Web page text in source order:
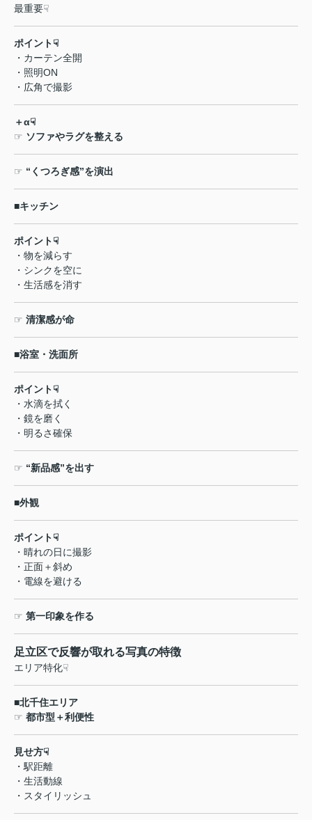
最重要☟
ポイント☟
・カーテン全開
・照明ON
・広角で撮影
＋α☟
☞ ソファやラグを整える
☞ “ くつろぎ感”を演出
■キッチン
ポイント☟
・物を減らす
・シンクを空に
・生活感を消す
☞ 清潔感が命
■浴室・洗面所
ポイント☟
・水滴を拭く
・鏡を磨く
・明るさ確保
☞ “新品感”を出す
■外観
ポイント☟
・晴れの日に撮影
・正面＋斜め
・電線を避ける
☞ 第一印象を作る
足立区で反響が取れる写真の特徴
エリア特化☟
■北千住エリア
☞ 都市型＋利便性
見せ方☟
・駅距離
・生活動線
・スタイリッシュ